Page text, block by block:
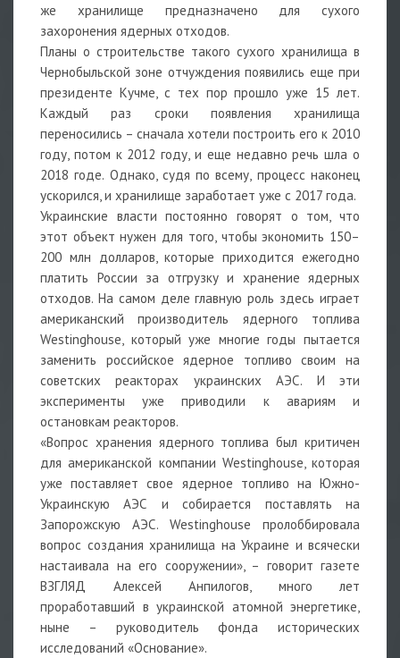
же хранилище предназначено для сухого
захоронения ядерных отходов.
Планы о строительстве такого сухого хранилища в
Чернобыльской зоне отчуждения появились еще при
президенте Кучме, с тех пор прошло уже 15 лет.
Каждый раз сроки появления хранилища
переносились – сначала хотели построить его к 2010
году, потом к 2012 году, и еще недавно речь шла о
2018 годе. Однако, судя по всему, процесс наконец
ускорился, и хранилище заработает уже с 2017 года.
Украинские власти постоянно говорят о том, что
этот объект нужен для того, чтобы экономить 150–
200 млн долларов, которые приходится ежегодно
платить России за отгрузку и хранение ядерных
отходов. На самом деле главную роль здесь играет
американский производитель ядерного топлива
Westinghouse, который уже многие годы пытается
заменить российское ядерное топливо своим на
советских реакторах украинских АЭС. И эти
эксперименты уже приводили к авариям и
остановкам реакторов.
«Вопрос хранения ядерного топлива был критичен
для американской компании Westinghouse, которая
уже поставляет свое ядерное топливо на Южно-
Украинскую АЭС и собирается поставлять на
Запорожскую АЭС. Westinghouse пролоббировала
вопрос создания хранилища на Украине и всячески
настаивала на его сооружении», – говорит газете
ВЗГЛЯД Алексей Анпилогов, много лет
проработавший в украинской атомной энергетике,
ныне – руководитель фонда исторических
исследований «Основание».